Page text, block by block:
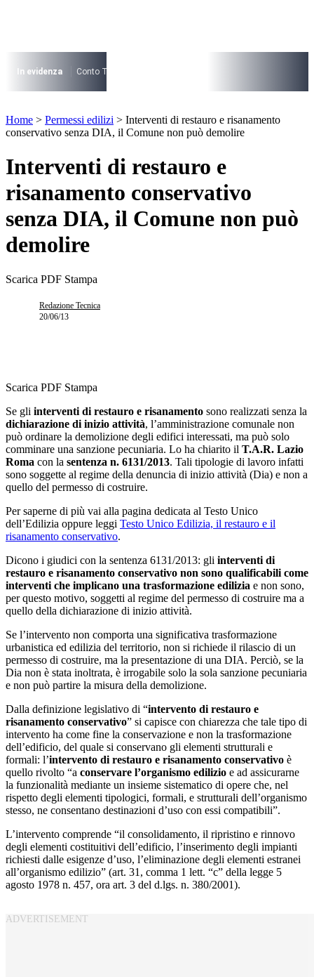
I più cercati
Lorem ipsum dolor sit amet consectetur
Lorem ipsum dolor sit amet consectetur
In evidenza Conto Termico
Lorem ipsum dolor sit amet consectetur
Home > Permessi edilizi > Interventi di restauro e risanamento
conservativo senza DIA, il Comune non può demolire
Interventi di restauro e
risanamento conservativo
senza DIA, il Comune non può
demolire
Scarica PDF Stampa
Redazione Tecnica
20/06/13
Scarica PDF Stampa
Se gli interventi di restauro e risanamento sono realizzati senza la
dichiarazione di inizio attività, l’amministrazione comunale non
può ordinare la demolizione degli edifici interessati, ma può solo
comminare una sanzione pecuniaria. Lo ha chiarito il T.A.R. Lazio
Roma con la sentenza n. 6131/2013. Tali tipologie di lavoro infatti
sono soggette al regime della denuncia di inizio attività (Dia) e non a
quello del permesso di costruire.
Per saperne di più vai alla pagina dedicata al Testo Unico
dell’Edilizia oppure leggi Testo Unico Edilizia, il restauro e il
risanamento conservativo.
Dicono i giudici con la sentenza 6131/2013: gli interventi di
restauro e risanamento conservativo non sono qualificabili come
interventi che implicano una trasformazione edilizia e non sono,
per questo motivo, soggetti al regime del permesso di costruire ma a
quello della dichiarazione di inizio attività.
Se l’intervento non comporta una significativa trasformazione
urbanistica ed edilizia del territorio, non si richiede il rilascio di un
permesso di costruire, ma la presentazione di una DIA. Perciò, se la
Dia non è stata inoltrata, è irrogabile solo la sola sanzione pecuniaria
e non può partire la misura della demolizione.
Dalla definizione legislativo di “intervento di restauro e
risanamento conservativo” si capisce con chiarezza che tale tipo di
intervento ha come fine la conservazione e non la trasformazione
dell’edificio, del quale si conservano gli elementi strutturali e
formali: l’intervento di restauro e risanamento conservativo è
quello rivolto “a conservare l’organismo edilizio e ad assicurarne
la funzionalità mediante un insieme sistematico di opere che, nel
rispetto degli elementi tipologici, formali, e strutturali dell’organismo
stesso, ne consentano destinazioni d’uso con essi compatibili”.
L’intervento comprende “il consolidamento, il ripristino e rinnovo
degli elementi costituitivi dell’edificio, l’inserimento degli impianti
richiesti dalle esigenze d’uso, l’eliminazione degli elementi estranei
all’organismo edilizio” (art. 31, comma 1 lett. “c” della legge 5
agosto 1978 n. 457, ora art. 3 del d.lgs. n. 380/2001).